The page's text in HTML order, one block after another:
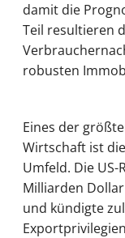
damit die
Teil resultieren
robusten
Eines der
Wirtschaft ist
Umfeld. Die
Milliarden
und kündigte